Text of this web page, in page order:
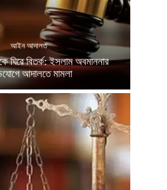
আইন আদালত
ঘিরে বিতর্ক: ইসলাম অবমাননার
আদালতে মামলা